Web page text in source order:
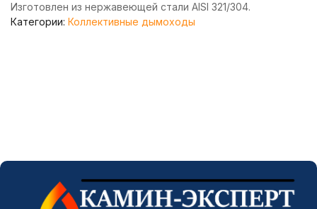
Изготовлен из нержавеющей стали AISI 321/304.
Категории: Коллективные дымоходы